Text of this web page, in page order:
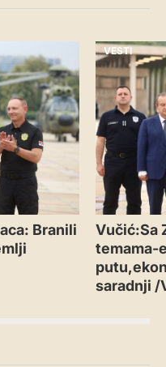
Branili
VESTI
Vučić:Sa
temama-
saradnji /